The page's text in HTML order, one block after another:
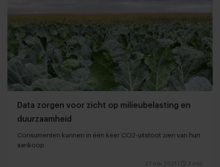
Data zorgen voor zicht op milieubelasting en
duurzaamheid
Consumenten kunnen in één keer CO2-uitstoot zien van hun
aankoop
27 mei 2021 3 min